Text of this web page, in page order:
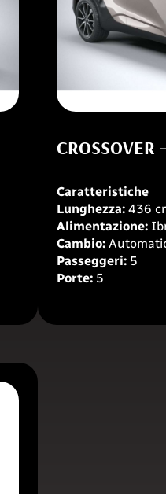
Caratteristiche
Lunghezza:436
Alimentazione:
Cambio:
Passeggeri: 5
Porte: 5